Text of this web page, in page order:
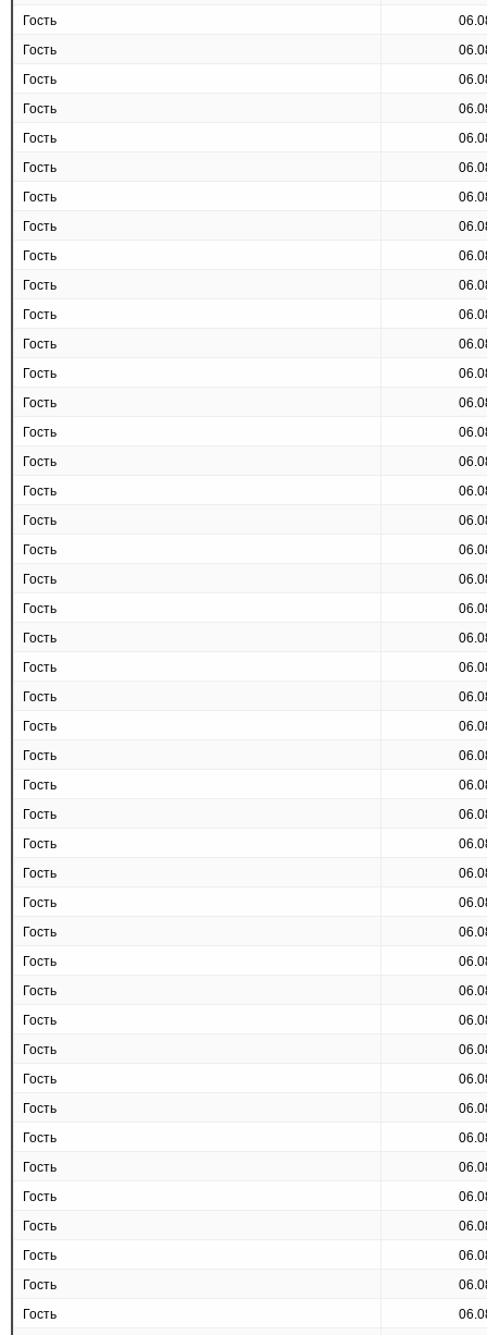
Гость
Гость
Гость
Гость
Гость
Гость
Гость
Гость
Гость
Гость
Гость
Гость
Гость
Гость
Гость
Гость
Гость
Гость
Гость
Гость
Гость
Гость
Гость
Гость
Гость
Гость
Гость
Гость
Гость
Гость
Гость
Гость
Гость
Гость
Гость
Гость
Гость
Гость
Гость
Гость
Гость
Гость
Гость
Гость
Гость